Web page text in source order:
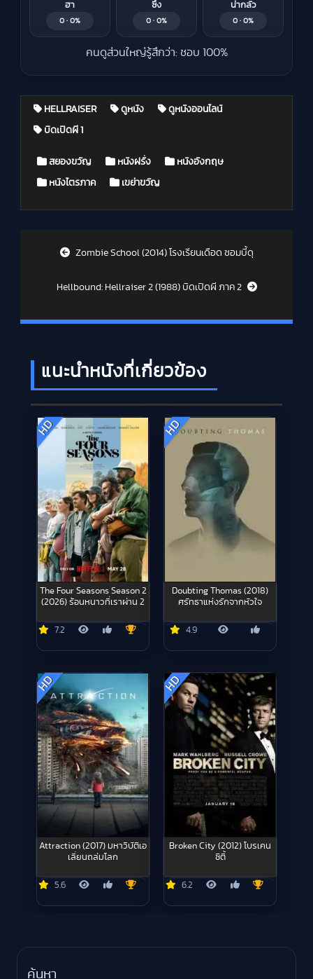
ฮา
0 · 0%
ซึ้ง
0 · 0%
น่ากลัว
0 · 0%
คนดูส่วนใหญ่รู้สึกว่า: ชอบ 100%
HELLRAISER ดูหนัง ดูหนังออนไลน์
บิดเปิดผี 1
Posted in
สยองขวัญ หนังฝรั่ง หนังอังกฤษ
หนังไตรภาค เขย่าขวัญ
Post navigationZombie School (2014) โรงเรียนเดือด ซอมบี้ดุ
Hellbound: Hellraiser 2 (1988) บิดเปิดผี ภาค 2
แนะนำหนังที่เกี่ยวข้อง
HD
The Four Seasons Season 2
(2026) ร้อนหนาวที่เราผ่าน 2
7.2
HD
Doubting Thomas (2018)
ศรัทธาแห่งรักจากหัวใจ
4.9
HD
Attraction (2017) มหาวิบัติเอ
เลี่ยนถล่มโลก
5.6
HD
Broken City (2012) โบรเคน
ซิตี้
6.2
ค้นหา